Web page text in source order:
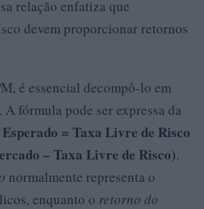
relação enfatiza que
devem proporcionar retornos
é essencial decompô-lo em
A fórmula pode ser expressa da
= Taxa Livre de Risco
– Taxa Livre de Risco).
normalmente representa o
enquanto o retorno do